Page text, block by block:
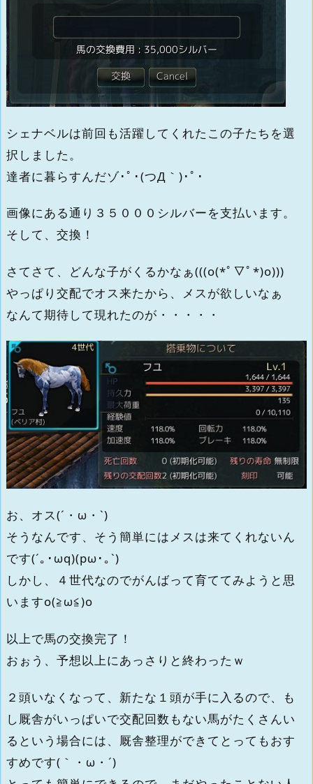
シェナベルは前回も活躍してくれたこの子たちを選
択しました。
達者に暮らすんだゾ･ﾟ･(つД｀)･ﾟ･
画像にある通り３５０００シルバーを支払います。
そして、交換！
さてさて、どんな子がくるかなぁ(((o(*ﾟ▽ﾟ*)o)))
やっぱり交配でオス来たから、メスが欲しいなぁ
なんて期待して現れたのが・・・・・
お、オス(´・ω・`)
そうなんです、そう簡単にはメスは来てくれないん
です(´｡･ωq)(pω･｡`)
しかし、４世代なのでがんばって育ててみようと思
いますo(≧ω≦)o
以上で馬の交換完了！
おぉう、予想以上にあっさりと終わったｗ
２頭いなくなって、新たな１頭が手に入るので、も
し厩舎がいっぱいで交配回数もない馬がたくさんい
るという場合には、厩舎整理ができてとってもおす
すめです(｀・ω・´)